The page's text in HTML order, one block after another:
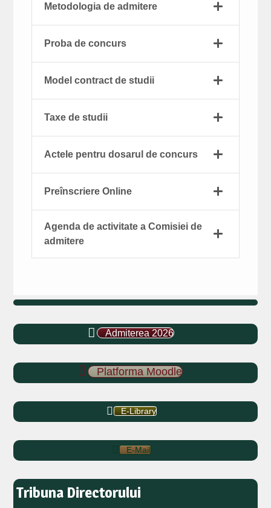
Metodologia de admitere
Proba de concurs
Model contract de studii
Taxe de studii
Actele pentru dosarul de concurs
Preînscriere Online
Agenda de activitate a Comisiei de
admitere
Admiterea 2026
Platforma Moodle
E-Library
E-Mail
Tribuna Directorului